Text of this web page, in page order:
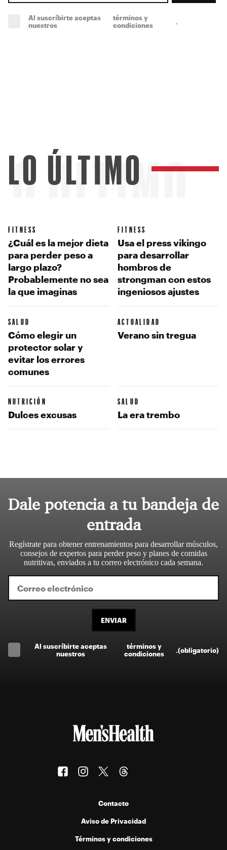
Al suscríbirte aceptas
nuestros
términos y
condiciones
ÚLTIMO
LO ÚLTIMO
FITNESS
¿Cuál es la mejor dieta
para perder peso a
largo plazo?
Probablemente no sea
la que imaginas
FITNESS
Usa el press vikingo
para desarrollar
hombros de
strongman con estos
ingeniosos ajustes
SALUD
Cómo elegir un
protector solar y
evitar los errores
comunes
ACTUALIDAD
Verano sin tregua
NUTRICIÓN
Dulces excusas
SALUD
La era trembo
Dale potencia a tu bandeja de
entrada
Regístrate para obtener entrenamientos para desarrollar músculos,
consejos de expertos para perder peso y planes de comidas
nutritivas, enviados a tu correo electrónico cada semana.
ENVIAR
Al suscríbirte aceptas
nuestros
términos y
condiciones
(obligatorio)
Contacto
Aviso de Privacidad
Términos y condiciones